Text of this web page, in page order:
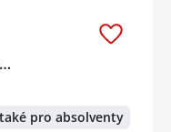
pro absolventy